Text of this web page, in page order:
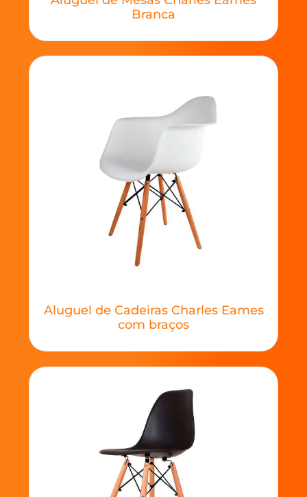
Branca
Aluguel de Cadeiras Charles Eames
com braços